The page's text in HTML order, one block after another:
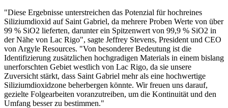
"Diese Ergebnisse unterstreichen das Potenzial für hochreines
Siliziumdioxid auf Saint Gabriel, da mehrere Proben Werte von über
99 % SiO2 lieferten, darunter ein Spitzenwert von 99,9 % SiO2 in
der Nähe von Lac Rigo", sagte Jeffrey Stevens, President und CEO
von Argyle Resources. "Von besonderer Bedeutung ist die
Identifizierung zusätzlichen hochgradigen Materials in einem bislang
unerforschten Gebiet westlich von Lac Rigo, da sie unsere
Zuversicht stärkt, dass Saint Gabriel mehr als eine hochwertige
Siliziumdioxidzone beherbergen könnte. Wir freuen uns darauf,
gezielte Folgearbeiten voranzutreiben, um die Kontinuität und den
Umfang besser zu bestimmen."